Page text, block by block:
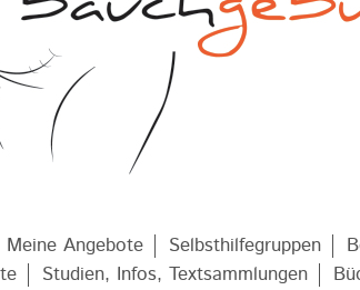
Meine Angebote Selbsthilfegruppen
Studien, Infos, Textsammlungen